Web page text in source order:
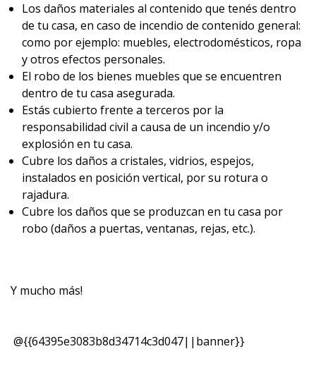
Los daños materiales al contenido que tenés dentro
de tu casa, en caso de incendio de contenido general:
como por ejemplo: muebles, electrodomésticos, ropa
y otros efectos personales.
El robo de los bienes muebles que se encuentren
dentro de tu casa asegurada.
Estás cubierto frente a terceros por la
responsabilidad civil a causa de un incendio y/o
explosión en tu casa.
Cubre los daños a cristales, vidrios, espejos,
instalados en posición vertical, por su rotura o
rajadura.
Cubre los daños que se produzcan en tu casa por
robo (daños a puertas, ventanas, rejas, etc.).
Y mucho más!
@{{64395e3083b8d34714c3d047||banner}}